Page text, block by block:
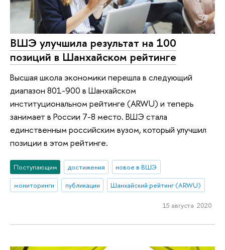
ВШЭ улучшила результат на 100
позиций в Шанхайском рейтинге
Высшая школа экономики перешла в следующий
диапазон 801-900 в Шанхайском
институциональном рейтинге (ARWU) и теперь
занимает в России 7-8 место. ВШЭ стала
единственным российским вузом, который улучшил
позиции в этом рейтинге.
Поступающим достижения
новое в ВШЭ
мониторинги
публикации Шанхайский рейтинг (ARWU)
15 августа 2020